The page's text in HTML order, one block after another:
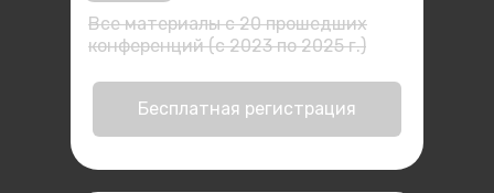
Бесплатная регистрация
Все материалы с 20 прошедших
конференций (с 2023 по 2025 г.)